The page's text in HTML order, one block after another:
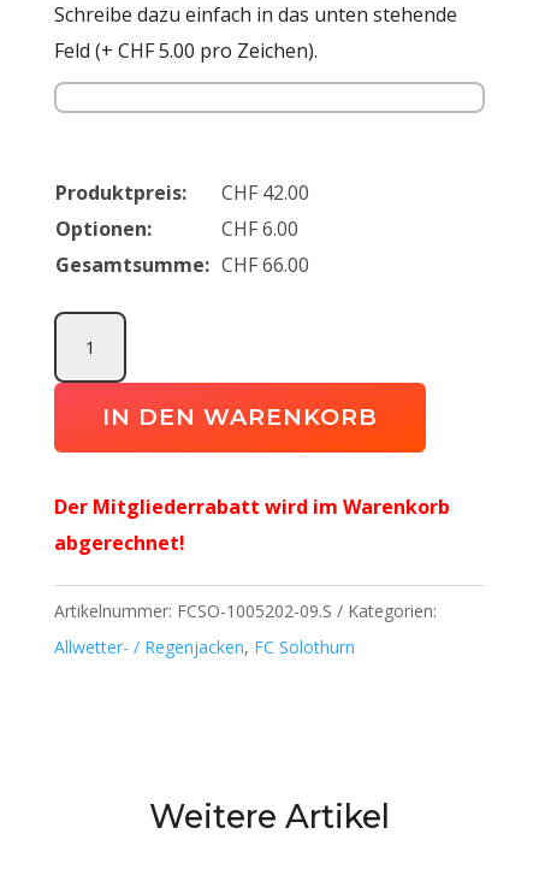
Schreibe dazu einfach in das unten stehende
Feld (+ CHF 5.00 pro Zeichen).
Produktpreis: CHF 42.00
Optionen:
CHF6.00
Gesamtsumme: CHF66.00
Essential
Menge
IN DEN WARENKORB
Der Mitgliederrabatt wird im Warenkorb
abgerechnet!
Artikelnummer: FCSO-1005202-09.S
Kategorien:
Allwetter- / Regenjacken, FC Solothurn
Weitere Artikel